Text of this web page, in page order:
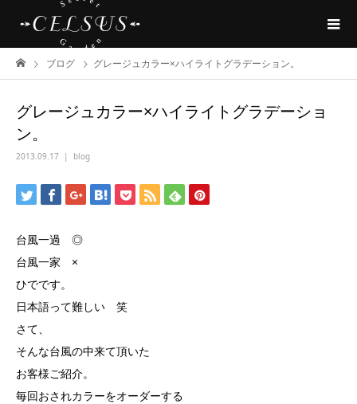
ブログ グレージュカラー×ハイライトグラデーション。
グレージュカラー×ハイライトグラデーショ
ン。
2013.09.17 blog
台風一過 ◎
台風一家 ×
ひでです。
日本語って難しい 笑
さて、
そんな台風の中来て頂いた
お客様ご紹介。
毎回おされカラーをオーダーする